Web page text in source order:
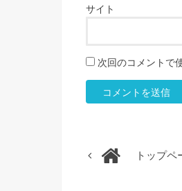
サイト
次回のコメントで
トップペ